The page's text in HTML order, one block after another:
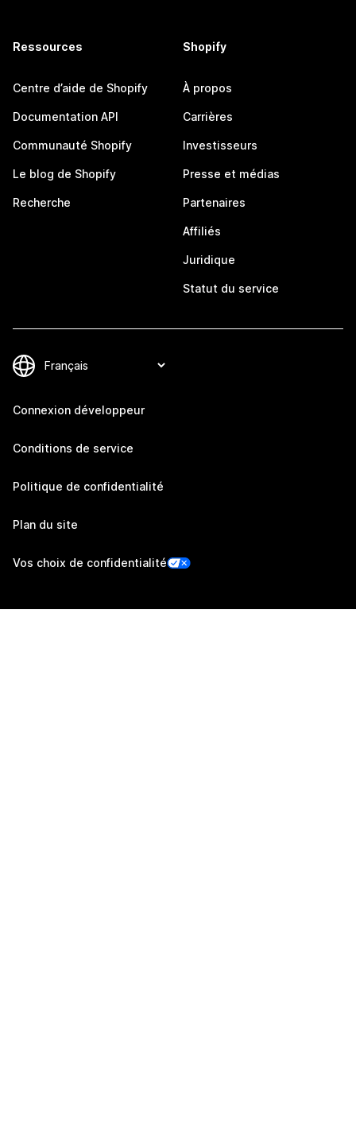
Ressources
Centre d’aide de Shopify
Documentation API
Communauté Shopify
Le blog de Shopify
Recherche
Shopify
À propos
Carrières
Investisseurs
Presse et médias
Partenaires
Affiliés
Juridique
Statut du service
Connexion développeur
Conditions de service
Politique de confidentialité
Plan du site
Vos choix de confidentialité